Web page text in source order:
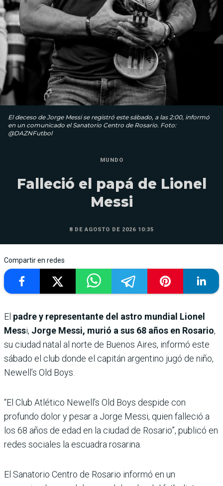
El deceso de Jorge Messi se registró este sábado, a las 2:00, informó
en un comunicado el Sanatorio Centro de Rosario. Foto:
@DAZNFutbol
MUNDO
Falleció el papá de Lionel
Messi
8 DE AGOSTO DE 2026 10:35
Compartir en redes
El padre y representante del astro mundial Lionel
Messi, Jorge Messi, murió a sus 68 años en Rosario,
su ciudad natal al norte de Buenos Aires, informó este
sábado el club donde el capitán argentino jugó de niño,
Newell’s Old Boys.
“El Club Atlético Newell’s Old Boys despide con
profundo dolor y pesar a Jorge Messi, quien falleció a
los 68 años de edad en la ciudad de Rosario”, publicó en
redes sociales la escuadra rosarina.
El Sanatorio Centro de Rosario informó en un